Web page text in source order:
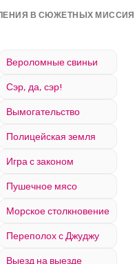
В СЮЖЕТНЫХ
Вероломные свиньи
Сэр, да, сэр!
Вымогательство
Полицейская земля
Игра с законом
Пушечное мясо
Морское столкновение
Переполох с Джуджу
Выезд на выезде